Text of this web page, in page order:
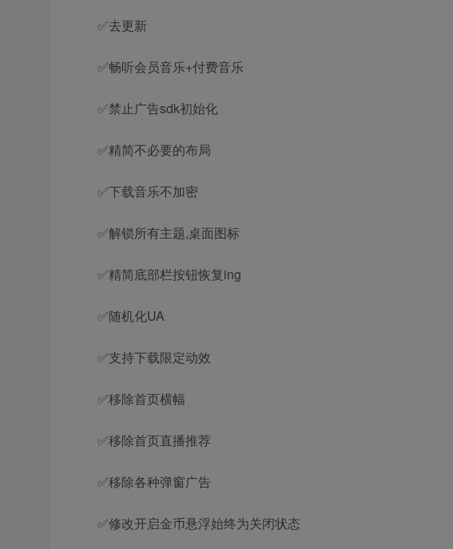
✅去更新
✅畅听会员音乐+付费音乐
✅禁止广告sdk初始化
✅精简不必要的布局
✅下载音乐不加密
✅解锁所有主题,桌面图标
✅精简底部栏按钮恢复ing
✅随机化UA
✅支持下载限定动效
✅移除首页横幅
✅移除首页直播推荐
✅移除各种弹窗广告
✅修改开启金币悬浮始终为关闭状态